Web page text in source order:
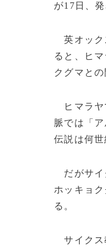
が17日、発
英オック
ると、ヒ
クグマと
ヒマラヤ
脈では「
伝説は何
だがサイ
ホッキョ
る。
サイクス